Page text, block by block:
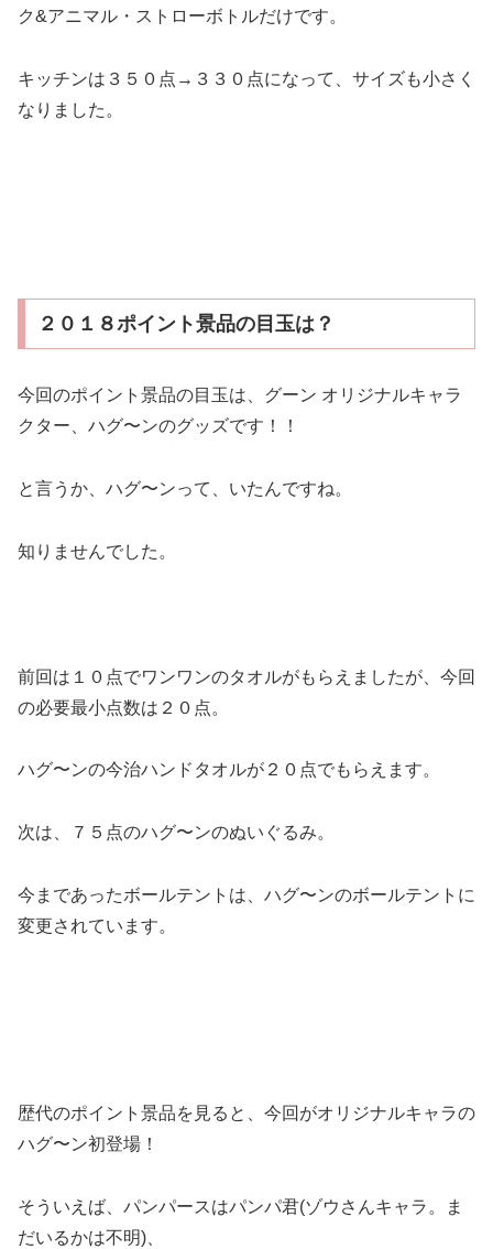
ク&アニマル・ストローボトルだけです。
キッチンは３５０点→３３０点になって、サイズも小さく
なりました。
２０１８ポイント景品の目玉は？
今回のポイント景品の目玉は、グーン オリジナルキャラ
クター、ハグ〜ンのグッズです！！
と言うか、ハグ〜ンって、いたんですね。
知りませんでした。
前回は１０点でワンワンのタオルがもらえましたが、今回
の必要最小点数は２０点。
ハグ〜ンの今治ハンドタオルが２０点でもらえます。
次は、７５点のハグ〜ンのぬいぐるみ。
今まであったボールテントは、ハグ〜ンのボールテントに
変更されています。
歴代のポイント景品を見ると、今回がオリジナルキャラの
ハグ〜ン初登場！
そういえば、パンパースはパンパ君(ゾウさんキャラ。ま
だいるかは不明)、